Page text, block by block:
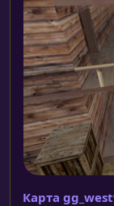
Карта